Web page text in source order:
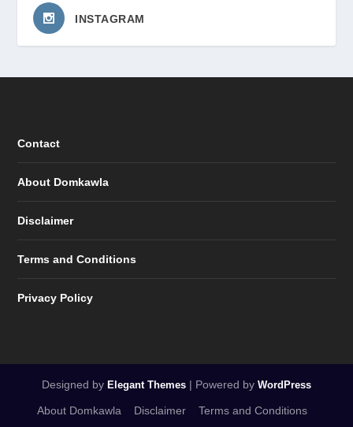
INSTAGRAM
Contact
About Domkawla
Disclaimer
Terms and Conditions
Privacy Policy
Designed by Elegant Themes | Powered by WordPress
About Domkawla Disclaimer Terms and Conditions